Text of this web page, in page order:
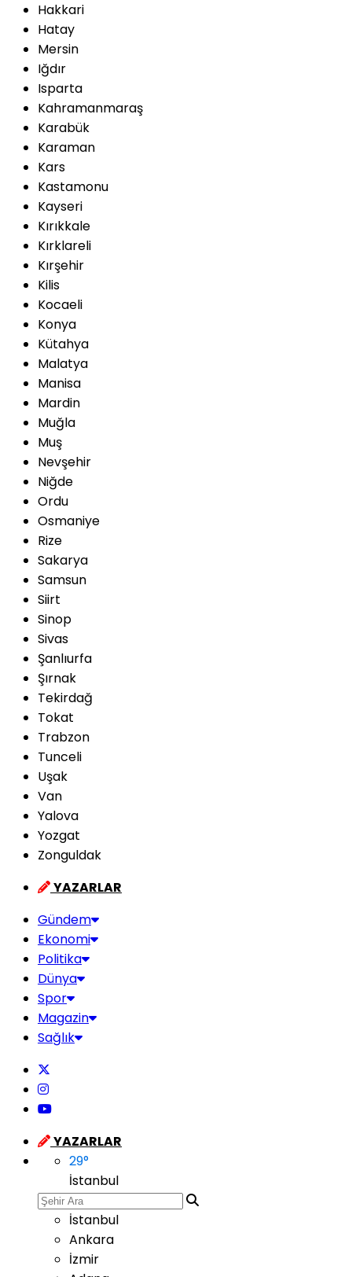
Hakkari
Hatay
Mersin
Iğdır
Isparta
Kahramanmaraş
Karabük
Karaman
Kars
Kastamonu
Kayseri
Kırıkkale
Kırklareli
Kırşehir
Kilis
Kocaeli
Konya
Kütahya
Malatya
Manisa
Mardin
Muğla
Muş
Nevşehir
Niğde
Ordu
Osmaniye
Rize
Sakarya
Samsun
Siirt
Sinop
Sivas
Şanlıurfa
Şırnak
Tekirdağ
Tokat
Trabzon
Tunceli
Uşak
Van
Yalova
Yozgat
Zonguldak
YAZARLAR
Gündem
Ekonomi
Politika
Dünya
Spor
Magazin
Sağlık
YAZARLAR
29°
İstanbul
İstanbul
Ankara
İzmir